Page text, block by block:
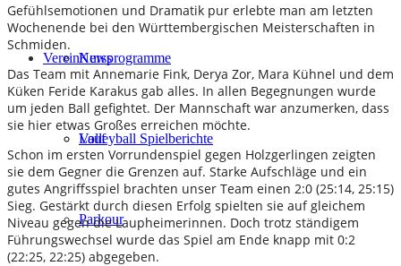
Kursprogramme
Lauf
Parkour
News
Volleyball Spielberichte
Verein
Gefühlsemotionen und Dramatik pur erlebte man am letzten
Wochenende bei den Württembergischen Meisterschaften in
Schmiden.
Das Team mit Annemarie Fink, Derya Zor, Mara Kühnel und dem
Küken Feride Karakus gab alles. In allen Begegnungen wurde
um jeden Ball gefightet. Der Mannschaft war anzumerken, dass
sie hier etwas Großes erreichen möchte.
Schon im ersten Vorrundenspiel gegen Holzgerlingen zeigten
sie dem Gegner die Grenzen auf. Starke Aufschläge und ein
gutes Angriffsspiel brachten unser Team einen 2:0 (25:14, 25:15)
Sieg. Gestärkt durch diesen Erfolg spielten sie auf gleichem
Niveau gegen die Laupheimerinnen. Doch trotz ständigem
Führungswechsel wurde das Spiel am Ende knapp mit 0:2
(22:25, 22:25) abgegeben.